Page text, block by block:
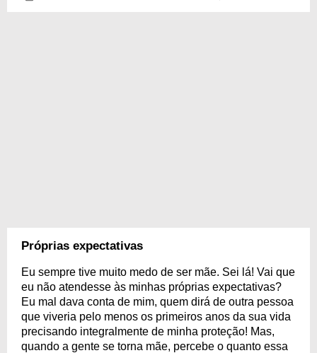
Próprias expectativas
Eu sempre tive muito medo de ser mãe. Sei lá! Vai que
eu não atendesse às minhas próprias expectativas?
Eu mal dava conta de mim, quem dirá de outra pessoa
que viveria pelo menos os primeiros anos da sua vida
precisando integralmente de minha proteção! Mas,
quando a gente se torna mãe, percebe o quanto essa